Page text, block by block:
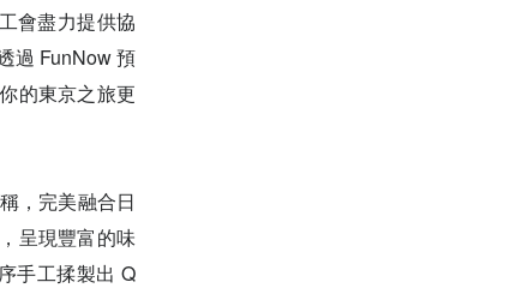
會盡力提供協
過 FunNow 預
的東京之旅更
，完美融合日
呈現豐富的味
手工揉製出 Q